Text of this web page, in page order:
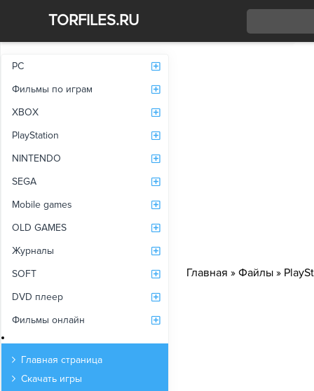
TORFILES.RU
PC
Фильмы по играм
XBOX
PlayStation
NINTENDO
SEGA
Mobile games
OLD GAMES
Журналы
SOFT
DVD плеер
Фильмы онлайн
Главная страница
Скачать игры
Главная » Файлы »